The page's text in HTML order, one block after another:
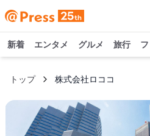
新着 エンタメ グルメ 旅行
トップ 株式会社ロココ